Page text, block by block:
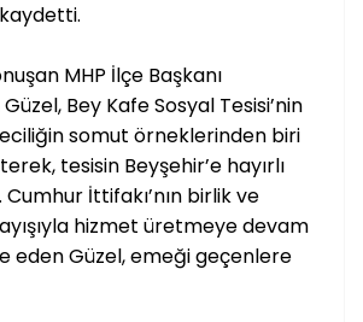
MHP İlçe Başkanı
Bey Kafe Sosyal Tesisi’nin
somut örneklerinden biri
tesisin Beyşehir’e hayırlı
Cumhur İttifakı’nın birlik ve
hizmet üretmeye devam
eden Güzel, emeği geçenlere